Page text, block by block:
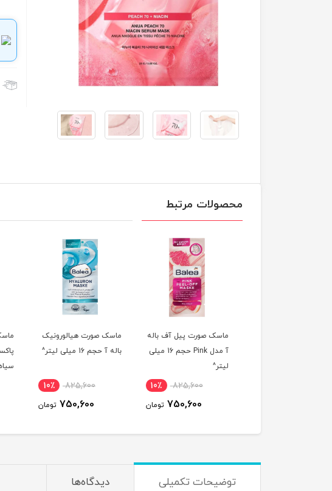
محصولات مرتبط
ماسک صورت پیل آف باله
آ مدل Pink حجم 16 میلی
لیتر^
825,600 10٪
750,600 تومان
ماسک صورت هیالورونیک
باله آ حجم 16 میلی لیتر^
825,600 10٪
750,600 تومان
توضیحات تکمیلی دیدگاه‌ها